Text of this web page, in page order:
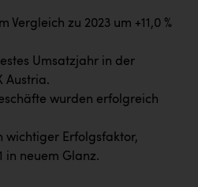
zu 2023 um +11,0 %
Umsatzjahr in der
Austria.
wurden erfolgreich
Erfolgsfaktor,
in neuem Glanz.